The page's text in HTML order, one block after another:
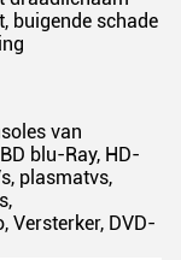
buigende schade
van
blu-Ray, HD-
plasmatvs,
Versterker, DVD-